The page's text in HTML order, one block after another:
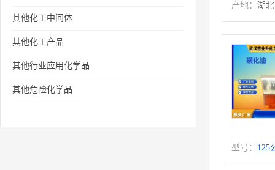
其他化工中间体
其他化工产品
其他行业应用化学品
其他危险化学品
产地： 湖北
型号： 125